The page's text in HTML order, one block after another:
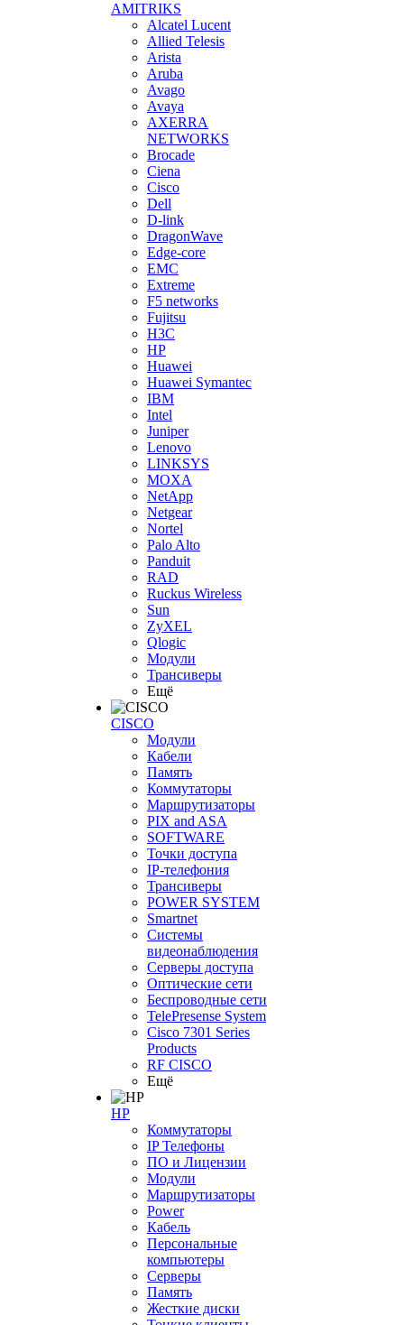
AMITRIKS
Alcatel Lucent
Allied Telesis
Arista
Aruba
Avago
Avaya
AXERRA
NETWORKS
Brocade
Ciena
Cisco
Dell
D-link
DragonWave
Edge-core
EMC
Extreme
F5 networks
Fujitsu
H3С
HP
Huawei
Huawei Symantec
IBM
Intel
Juniper
Lenovo
LINKSYS
MOXA
NetApp
Netgear
Nortel
Palo Alto
Panduit
RAD
Ruckus Wireless
Sun
ZyXEL
Qlogic
Модули
Трансиверы
Ещё
CISCO
Модули
Кабели
Память
Коммутаторы
Маршрутизаторы
PIX and ASA
SOFTWARE
Точки доступа
IP-телефония
Трансиверы
POWER SYSTEM
Smartnet
Системы
видеонаблюдения
Серверы доступа
Оптические сети
Беспроводные сети
TelePresense System
Cisco 7301 Series
Products
RF CISCO
Ещё
HP
Коммутаторы
IP Телефоны
ПО и Лицензии
Модули
Маршрутизаторы
Power
Кабель
Персональные
компьютеры
Серверы
Память
Жесткие диски